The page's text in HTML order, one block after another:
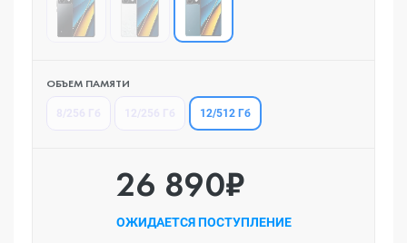
ОБЪЕМ ПАМЯТИ
12/512 Гб
26 890₽
ОЖИДАЕТСЯ ПОСТУПЛЕНИЕ